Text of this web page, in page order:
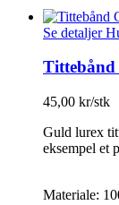
Se detaljer
Tittebånd
45,00 kr/stk
Guld lurex
eksempel et
Materiale: